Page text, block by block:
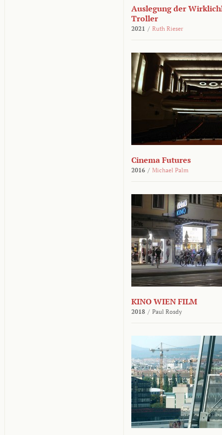
Auslegung der
Troller
2021 / Ruth Rieser
Cinema Futures
2016 / Michael Palm
KINO WIEN FILM
2018 / Paul Rosdy